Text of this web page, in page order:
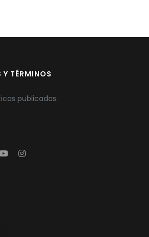
TÉRMINOS
publicadas.